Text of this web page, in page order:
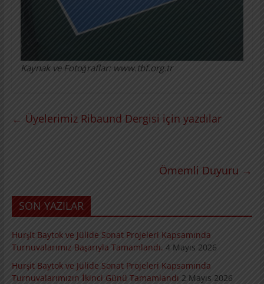
Kaynak ve Fotoğraflar: www.tbf.org.tr
← Üyelerimiz Ribaund Dergisi için yazdılar
Ömemli Duyuru →
SON YAZILAR
Hurşit Baytok ve Jülide Sonat Projeleri Kapsamında
Turnuvalarımız Başarıyla Tamamlandı. 4 Mayıs 2026
Hurşit Baytok ve Jülide Sonat Projeleri Kapsamında
Turnuvalarımızın İkinci Günü Tamamlandı 2 Mayıs 2026